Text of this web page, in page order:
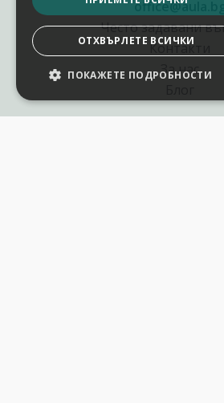
office@aula.bg
Често задавани
Контакти
За нас
ОТХВЪРЛЕТЕ ВСИЧКИ
ПОКАЖЕТЕ ПОДРОБНОСТИ